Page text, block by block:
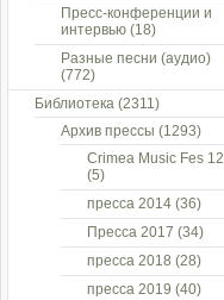
Пресс-конференции и
интервью (18)
Разные песни (аудио)
(772)
Библиотека (2311)
Архив прессы (1293)
Crimea Music Fes 12
(5)
пресса 2014 (36)
Пресса 2017 (34)
пресса 2018 (28)
пресса 2019 (40)